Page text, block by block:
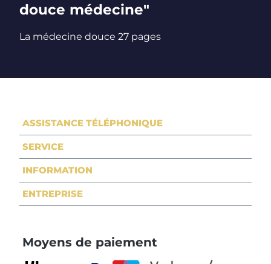
douce médecine"
La médecine douce 27 pages
ASSISTANCE TÉLÉPHONIQUE
SERVICE
INFORMATION
ENTREPRISE
Moyens de paiement